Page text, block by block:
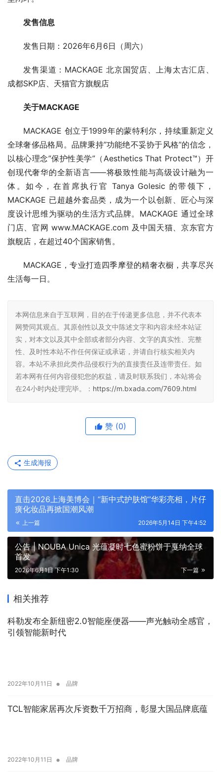
发售信息
发售日期：2026年6月6日（周六）
发售渠道：MACKAGE 北京国贸店、上海太古汇店、
成都SKP店、天猫官方旗舰店
关于MACKAGE
MACKAGE 创立于1999年的蒙特利尔，持续重新定义
全球奢侈品格局。品牌秉持”功能绝不妥协于风格”的信念，
以核心理念”保护性美学”（Aesthetics That Protect™）开
创现代奢华的全新语言——将极致性能与高级设计融为一
体。如今，在首席执行官 Tanya Golesic 的带领下，
MACKAGE 已超越外套品类，成为一个以创新、匠心与深
度设计思维为驱动的生活方式品牌。MACKAGE 通过全球
门店、官网 www.MACKAGE.com 及中国天猫、京东官方
旗舰店，在超过40个国家销售。
MACKAGE，专业打造四季摩登的精奢衣橱，共享尽兴
生活每一日。
本网信息来自于互联网，目的在于传递更多信息，并不代表本
网赞同其观点。其原创性以及文中陈述文字和内容未经本站证
实，对本文以及其中全部或者部分内容、文字的真实性、完整
性、及时性本站不作任何保证或承诺，并请自行核实相关内
容。本站不承担此类作品侵权行为的直接责任及连带责任。如
若本网有任何内容侵犯您的权益，请及时联系我们，本站将会
在24小时内处理完毕。： https://m.bxada.com/7609.html
赞 (0)
生成海报
直击2026上海美博会｜“新中式护肤馆”华彩亮相，片仔
癀化妆品再掀国潮风潮
上一篇 2026年5月14日 下午4:52
公告 | NOUBA Unica 光蕴凝时七色蜜粉饼于戛纳全球
首发
下一篇
2026年6月1日 下午1:30
相关推荐
科勒发布全新纽密2.0智能座便器——声光触动全感官，
引领智能新时代
2022年10月11日 • 品牌
TCL智能家居再次斥资数千万招商，彰显大国品牌底蕴
2022年10月11日 • 品牌